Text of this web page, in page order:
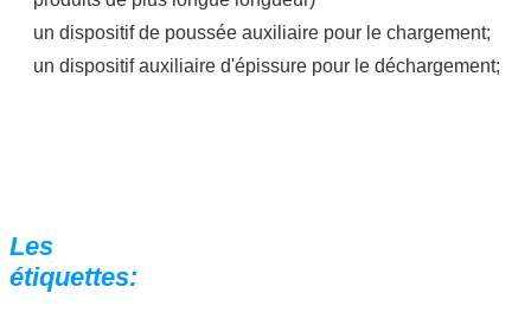
un dispositif de poussée auxiliaire pour le chargement;
un dispositif auxiliaire d'épissure pour le déchargement;
Les
étiquettes: